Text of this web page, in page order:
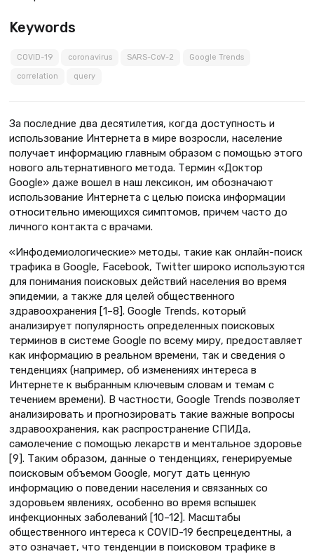
Keywords
COVID-19 coronavirus SARS-CoV-2 Google Trends
correlation query
За последние два десятилетия, когда доступность и
использование Интернета в мире возросли, население
получает информацию главным образом с помощью этого
нового альтернативного метода. Термин «Доктор
Google» даже вошел в наш лексикон, им обозначают
использование Интернета с целью поиска информации
относительно имеющихся симптомов, причем часто до
личного контакта с врачами.
«Инфодемиологические» методы, такие как онлайн-поиск
трафика в Google, Facebook, Twitter широко используются
для понимания поисковых действий населения во время
эпидемии, а также для целей общественного
здравоохранения [1–8]. Google Trends, который
анализирует популярность определенных поисковых
терминов в системе Google по всему миру, предоставляет
как информацию в реальном времени, так и сведения о
тенденциях (например, об изменениях интереса в
Интернете к выбранным ключевым словам и темам с
течением времени). В частности, Google Trends позволяет
анализировать и прогнозировать такие важные вопросы
здравоохранения, как распространение СПИДа,
самолечение с помощью лекарств и ментальное здоровье
[9]. Таким образом, данные о тенденциях, генерируемые
поисковым объемом Google, могут дать ценную
информацию о поведении населения и связанных со
здоровьем явлениях, особенно во время вспышек
инфекционных заболеваний [10–12]. Масштабы
общественного интереса к COVID-19 беспрецедентны, а
это означает, что тенденции в поисковом трафике в